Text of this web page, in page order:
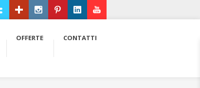
OFFERTE CONTATTI